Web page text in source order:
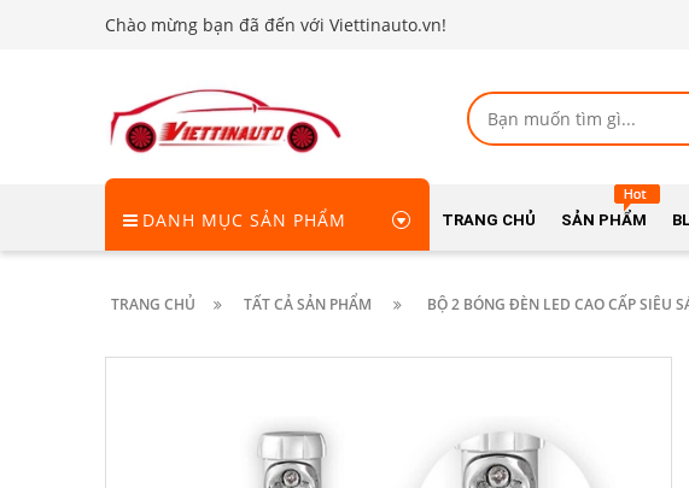
Chào mừng bạn đã đến với Viettinauto.vn!
DANH MỤC SẢN PHẨM TRANG CHỦ SẢN PHẨM
TRANG CHỦ TẤT CẢ SẢN PHẨM BỘ 2 BÓNG ĐÈN LED CAO CẤP SIÊU